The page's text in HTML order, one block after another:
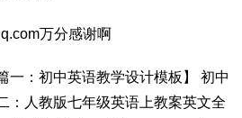
万分感谢啊
一：初中英语教学设计模板】 初中
：人教版七年级英语上教案英文全